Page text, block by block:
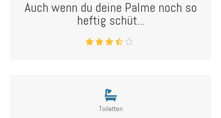
Auch wenn du deine Palme noch so
heftig schüt...
Toiletten